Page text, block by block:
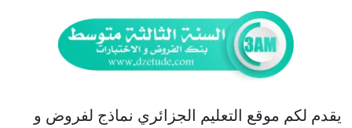
يقدم لكم موقع التعليم الجزائري نماذج لفروض و